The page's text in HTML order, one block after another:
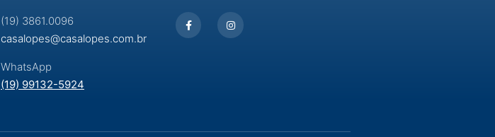
(19) 3861.0096
casalopes@casalopes.com.br
WhatsApp
(19) 99132-5924